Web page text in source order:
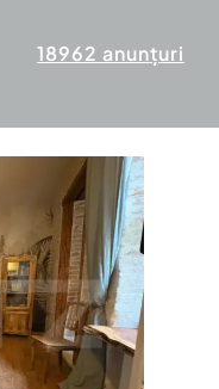
18962 anunțuri